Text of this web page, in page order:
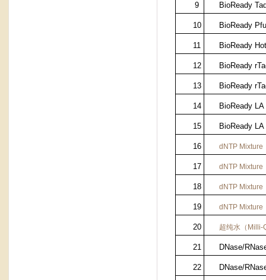
9 BioReady
10 BioReady
11 BioReady
12 BioReady
13 BioReady
14 BioReady LA
15 BioReady LA
16 dNTP Mixture
17 dNTP Mixture
18 dNTP Mixture
19 dNTP Mixture
20 超纯水（ Milli-
21 DNase/
22 DNase/